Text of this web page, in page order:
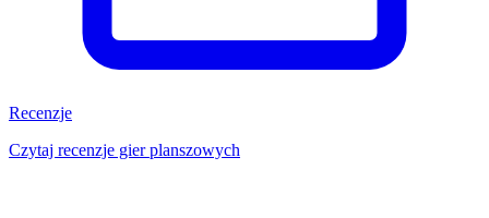
Recenzje
Czytaj recenzje gier planszowych